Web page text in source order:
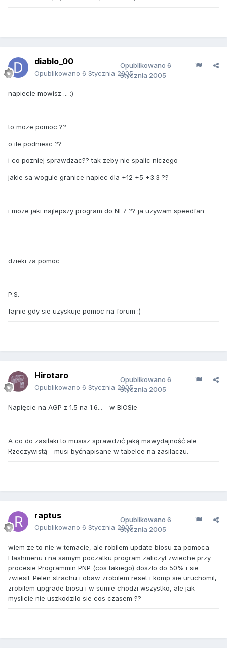
diablo_00
Opublikowano 6 Stycznia 2005
Opublikowano 6
Stycznia 2005
napiecie mowisz ... :)
to moze pomoc ??
o ile podniesc ??
i co pozniej sprawdzac?? tak zeby nie spalic niczego
jakie sa wogule granice napiec dla +12 +5 +3.3 ??
i moze jaki najlepszy program do NF7 ?? ja uzywam speedfan
dzieki za pomoc
P.S.
fajnie gdy sie uzyskuje pomoc na forum :)
Hirotaro
Opublikowano 6 Stycznia 2005
Opublikowano 6
Stycznia 2005
Napięcie na AGP z 1.5 na 1.6... - w BIOSie
A co do zasiłaki to musisz sprawdzić jaką mawydajność ale
Rzeczywistą - musi byćnapisane w tabelce na zasilaczu.
raptus
Opublikowano 6 Stycznia 2005
Opublikowano 6
Stycznia 2005
wiem ze to nie w temacie, ale robilem update biosu za pomoca
Flashmenu i na samym poczatku program zaliczyl zwieche przy
procesie Programmin PNP (cos takiego) doszlo do 50% i sie
zwiesil. Pelen strachu i obaw zrobilem reset i komp sie uruchomil,
zrobilem upgrade biosu i w sumie chodzi wszystko, ale jak
myslicie nie uszkodzilo sie cos czasem ??